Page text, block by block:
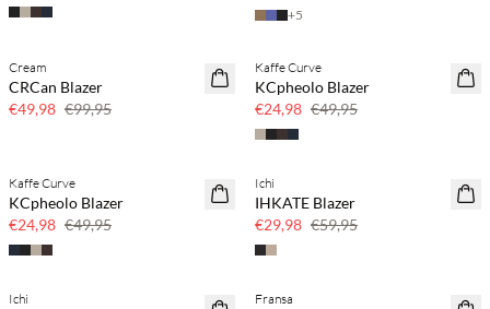
+5
SAVE20
Cream
CRCan Blazer
€49,98 €99,95
SAVE20
50% korting
Kaffe Curve
KCpheolo Blazer
€24,98 €49,95
SAVE20
50% korting
Kaffe Curve
KCpheolo Blazer
€24,98 €49,95
SAVE20
Ichi
IHKATE Blazer
€29,98 €59,95
SAVE20
Ichi
SAVE20
Fransa